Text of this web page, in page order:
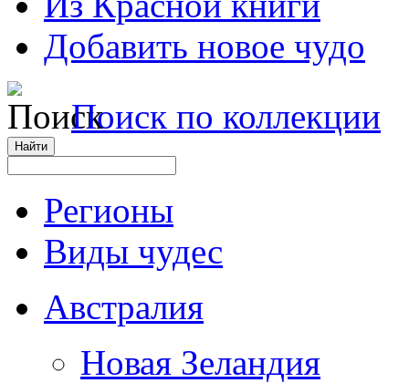
Добавить новое чудо
Поиск по коллекции
Регионы
Виды чудес
Австралия
Новая Зеландия